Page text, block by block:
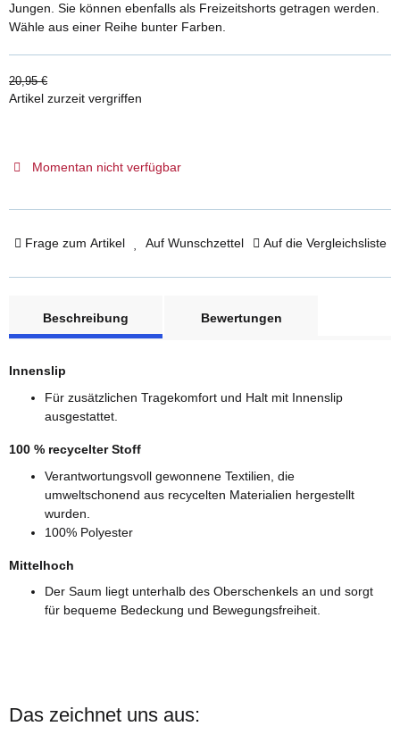
Jungen. Sie können ebenfalls als Freizeitshorts getragen werden.
Wähle aus einer Reihe bunter Farben.
20,95 €
Artikel zurzeit vergriffen
Momentan nicht verfügbar
Frage zum Artikel Auf Wunschzettel Auf die Vergleichsliste
Beschreibung
Bewertungen
Innenslip
Für zusätzlichen Tragekomfort und Halt mit Innenslip
ausgestattet.
100 % recycelter Stoff
Verantwortungsvoll gewonnene Textilien, die
umweltschonend aus recycelten Materialien hergestellt
wurden.
100% Polyester
Mittelhoch
Der Saum liegt unterhalb des Oberschenkels an und sorgt
für bequeme Bedeckung und Bewegungsfreiheit.
Das zeichnet uns aus: